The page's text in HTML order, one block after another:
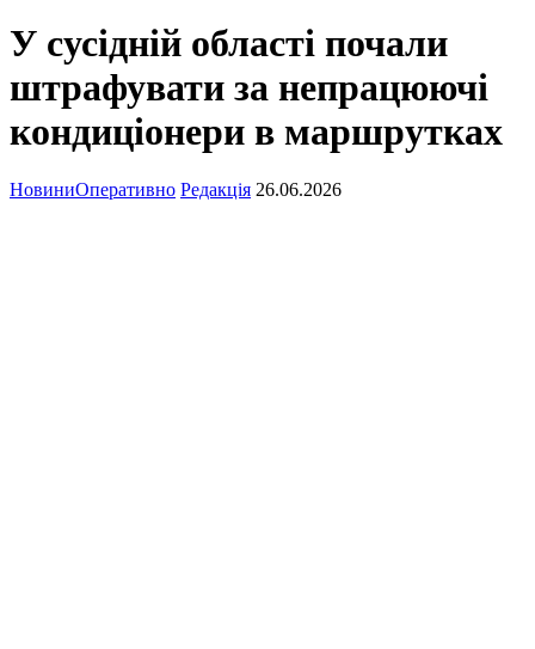
У сусідній області почали
штрафувати за непрацюючі
кондиціонери в маршрутках
НовиниОперативно Редакція 26.06.2026